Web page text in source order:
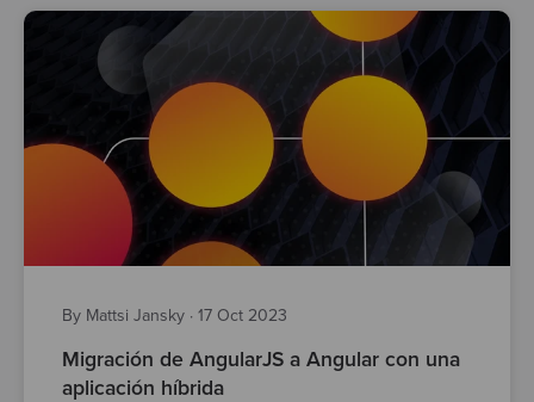
By Mattsi Jansky · 17 Oct 2023
Migración de AngularJS a Angular con una
aplicación híbrida